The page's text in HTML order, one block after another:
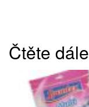
Čtěte dále